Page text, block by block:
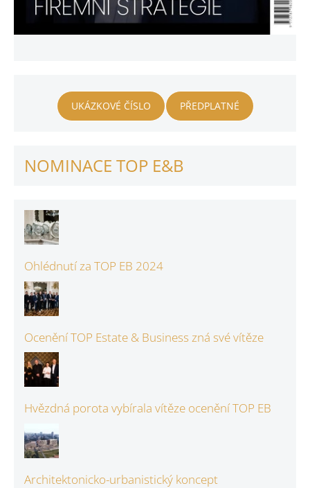
UKÁZKOVÉ ČÍSLO PŘEDPLATNÉ
NOMINACE TOP E&B
Ohlédnutí za TOP EB 2024
Ocenění TOP Estate & Business zná své vítěze
Hvězdná porota vybírala vítěze ocenění TOP EB
Architektonicko-urbanistický koncept